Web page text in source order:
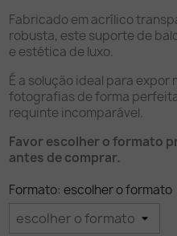
Fabricado em acrílico
robusta, este suporte de
e estética de luxo.
É a solução ideal para
fotografias de forma
requinte incomparável.
Favor escolher o formato
antes de comprar.
Formato: escolher o formato